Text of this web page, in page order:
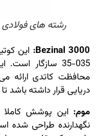
رشته های فولادی
Bezinal
35-035 سازگار
کاتدی ارائه
قرار داشته باشد تا ۴ برابر عمر مفید طولانی‌تری دارد.
این پوشش کاملا
طراحی شده